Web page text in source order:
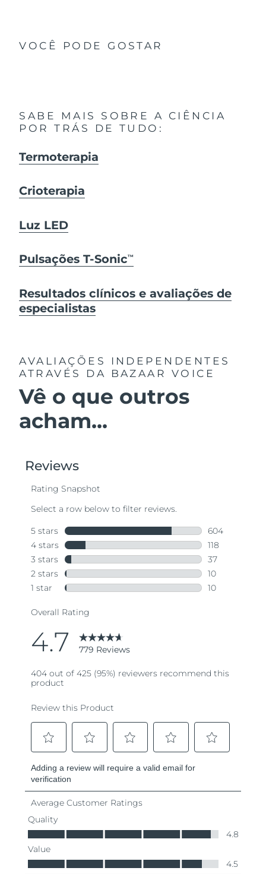
VOCÊ PODE GOSTAR
SABE MAIS SOBRE A CIÊNCIA
POR TRÁS DE TUDO:
Termoterapia
Crioterapia
Luz LED
Pulsações T-SonicTM
Resultados clínicos e avaliações de
especialistas
AVALIAÇÕES INDEPENDENTES
ATRAVÉS DA BAZAAR VOICE
Vê o que outros
acham...